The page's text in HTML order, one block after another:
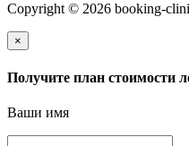
Copyright © 2026 booking-
×
Получите план стоимости
Ваши имя